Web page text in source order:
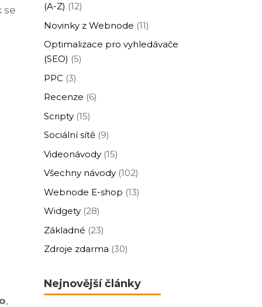
se
,
(A-Z) (12)
Novinky z Webnode (11)
Optimalizace pro vyhledávače
(SEO) (5)
PPC (3)
Recenze (6)
Scripty(15)
Sociální sítě(9)
Videonávody(15)
Všechny návody(102)
Webnode E-shop (13)
Widgety(28)
Základné (23)
Zdroje zdarma (30)
Nejnovější články